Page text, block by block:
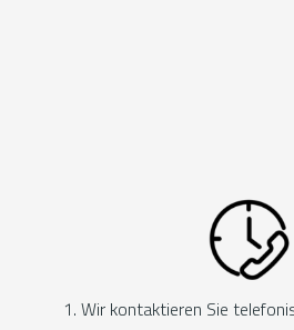
1. Wir kontaktieren Sie